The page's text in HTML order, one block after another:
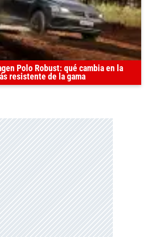
Polo Robust: qué cambia en la
resistente de la gama